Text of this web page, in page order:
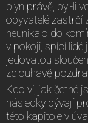
plyn právě, byl-li
obyvatelé zastrčí
neunikalo do
v pokoji, spící lidé
jedovatou
zdlouhavě
Kdo ví, jak četné
následky bývají
této kapitole v